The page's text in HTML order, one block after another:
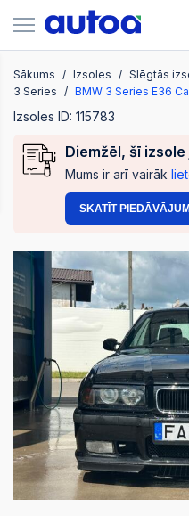
Sākums Izsoles Slēgtās
3 Series
BMW 3 Series E36
Izsoles ID: 115783
Diemžēl, šī
Mums ir arī vairāk
SKATĪT